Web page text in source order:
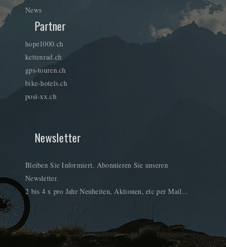
News
Partner
hope1000.ch
kettenrad.ch
gps-touren.ch
bike-hotels.ch
posi-xx.ch
Newsletter
Bleiben Sie Informiert. Abonnieren Sie unseren
Newsletter.
2 bis 4 x pro Jahr Neuheiten, Aktionen, etc per Mail...